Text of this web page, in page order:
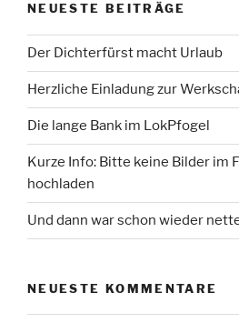
NEUESTE BEITRÄGE
Der Dichterfürst macht Urlaub
Herzliche Einladung zur
Die lange Bank im LokPfogel
Kurze Info: Bitte keine Bilder im
hochladen
Und dann war schon wieder
NEUESTE KOMMENTARE